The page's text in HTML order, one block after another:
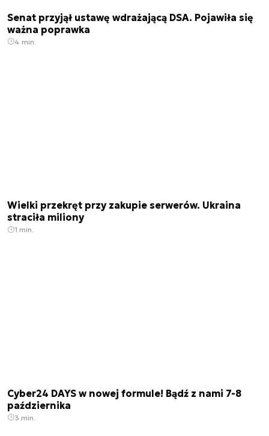
Senat przyjął ustawę wdrażającą DSA. Pojawiła się
ważna poprawka
4 min.
Wielki przekręt przy zakupie serwerów. Ukraina
straciła miliony
1 min.
Cyber24 DAYS w nowej formule! Bądź z nami 7-8
października
3 min.